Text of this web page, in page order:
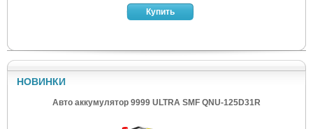
НОВИНКИ
Авто аккумулятор 9999 ULTRA SMF QNU-125D31R